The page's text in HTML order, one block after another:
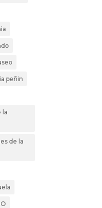
peñin
la
de la